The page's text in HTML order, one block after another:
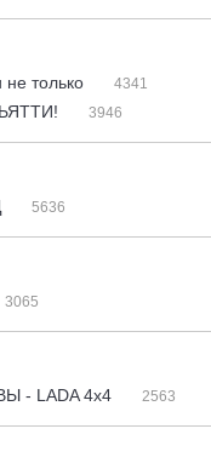
только
4341
3946
5636
3065
- LADA 4х4
2563